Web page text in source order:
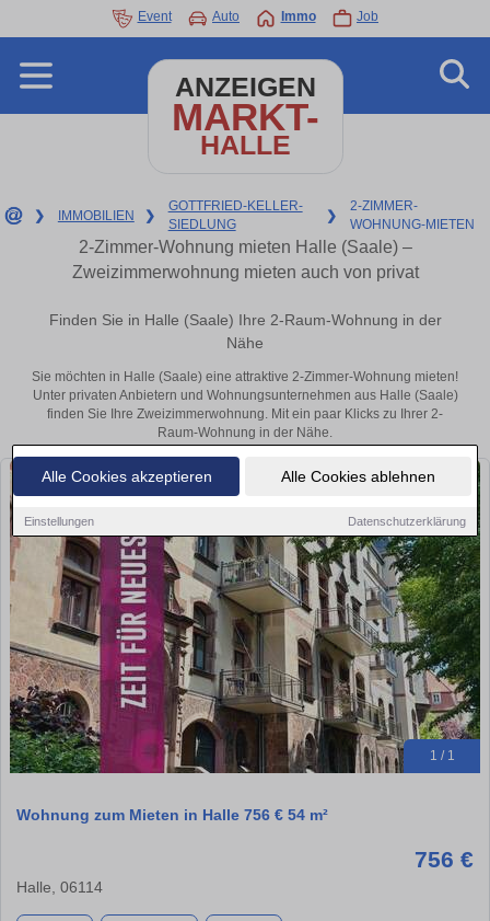
Alle Cookies akzeptieren Alle Cookies ablehnen
Einstellungen Datenschutzerklärung
Event Auto Immo Job
ANZEIGEN
MARKT-
HALLE
❯ IMMOBILIEN ❯
GOTTFRIED-KELLER-
SIEDLUNG
❯
2-ZIMMER-
WOHNUNG-MIETEN
2-Zimmer-Wohnung mieten Halle (Saale) –
Zweizimmerwohnung mieten auch von privat
Finden Sie in Halle (Saale) Ihre 2-Raum-Wohnung in der
Nähe
Sie möchten in Halle (Saale) eine attraktive 2-Zimmer-Wohnung mieten!
Unter privaten Anbietern und Wohnungsunternehmen aus Halle (Saale)
finden Sie Ihre Zweizimmerwohnung. Mit ein paar Klicks zu Ihrer 2-
Raum-Wohnung in der Nähe.
1 / 1
Wohnung zum Mieten in Halle 756 € 54 m²
756 €
Halle, 06114